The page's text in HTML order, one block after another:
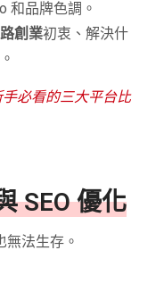
和品牌色調。
創業初衷、解決什
必看的三大平台比
SEO 優化
無法生存。